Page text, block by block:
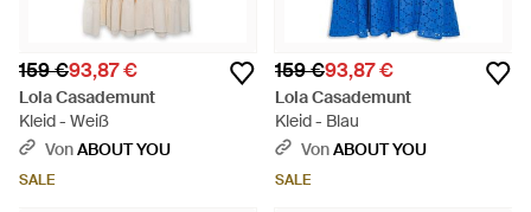
159 €93,87 €
Lola Casademunt
Kleid - Weiß
VonABOUT YOU
SALE
159 €93,87 €
Lola Casademunt
Kleid - Blau
VonABOUT YOU
SALE